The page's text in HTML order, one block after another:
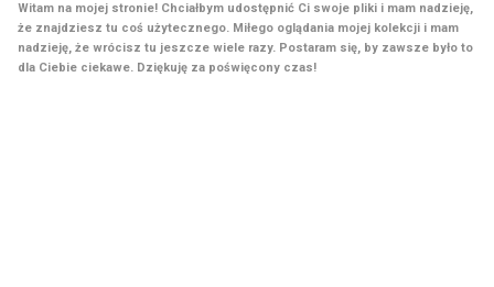
Witam na mojej stronie! Chciałbym udostępnić Ci swoje pliki i mam nadzieję,
że znajdziesz tu coś użytecznego. Miłego oglądania mojej kolekcji i mam
nadzieję, że wrócisz tu jeszcze wiele razy. Postaram się, by zawsze było to
dla Ciebie ciekawe. Dziękuję za poświęcony czas!